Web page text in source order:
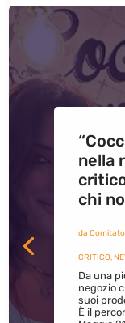
nella
chi
da
CRITICO,
Da una
negozio
suoi
È il